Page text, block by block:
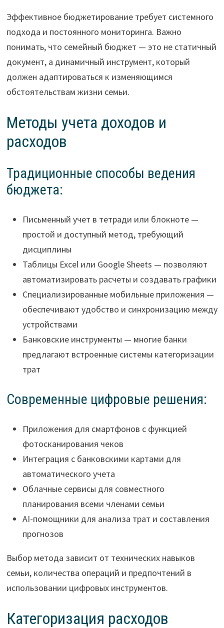
Эффективное бюджетирование требует системного
подхода и постоянного мониторинга. Важно
понимать, что семейный бюджет — это не статичный
документ, а динамичный инструмент, который
должен адаптироваться к изменяющимся
обстоятельствам жизни семьи.
Методы учета доходов и
расходов
Традиционные способы ведения
бюджета:
Письменный учет в тетради или блокноте —
простой и доступный метод, требующий
дисциплины
Таблицы Excel или Google Sheets — позволяют
автоматизировать расчеты и создавать графики
Специализированные мобильные приложения —
обеспечивают удобство и синхронизацию между
устройствами
Банковские инструменты — многие банки
предлагают встроенные системы категоризации
трат
Современные цифровые решения:
Приложения для смартфонов с функцией
фотосканирования чеков
Интеграция с банковскими картами для
автоматического учета
Облачные сервисы для совместного
планирования всеми членами семьи
AI-помощники для анализа трат и составления
прогнозов
Выбор метода зависит от технических навыков
семьи, количества операций и предпочтений в
использовании цифровых инструментов.
Категоризация расходов